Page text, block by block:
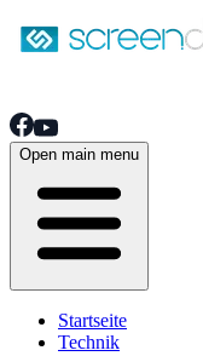
Open main menu
Startseite
Technik